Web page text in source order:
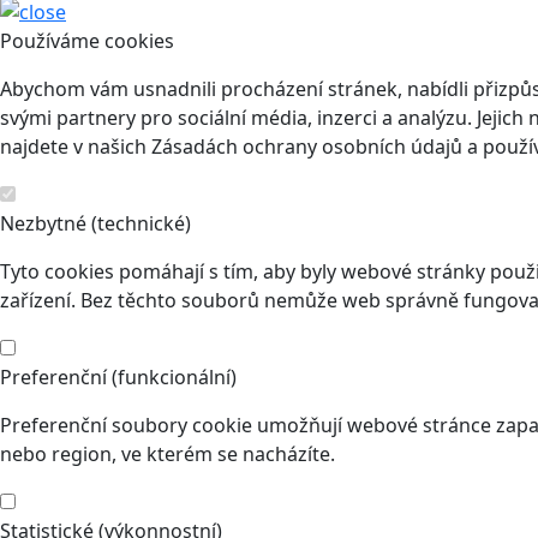
Používáme cookies
Abychom vám usnadnili procházení stránek, nabídli
svými partnery pro sociální média, inzerci a analýzu.
najdete v našich Zásadách ochrany osobních údajů a
Nezbytné (technické)
Tyto cookies pomáhají s tím, aby byly webové stránky
zařízení. Bez těchto souborů nemůže web správně
Preferenční (funkcionální)
Preferenční soubory cookie umožňují webové stránce
nebo region, ve kterém se nacházíte.
Statistické (výkonnostní)